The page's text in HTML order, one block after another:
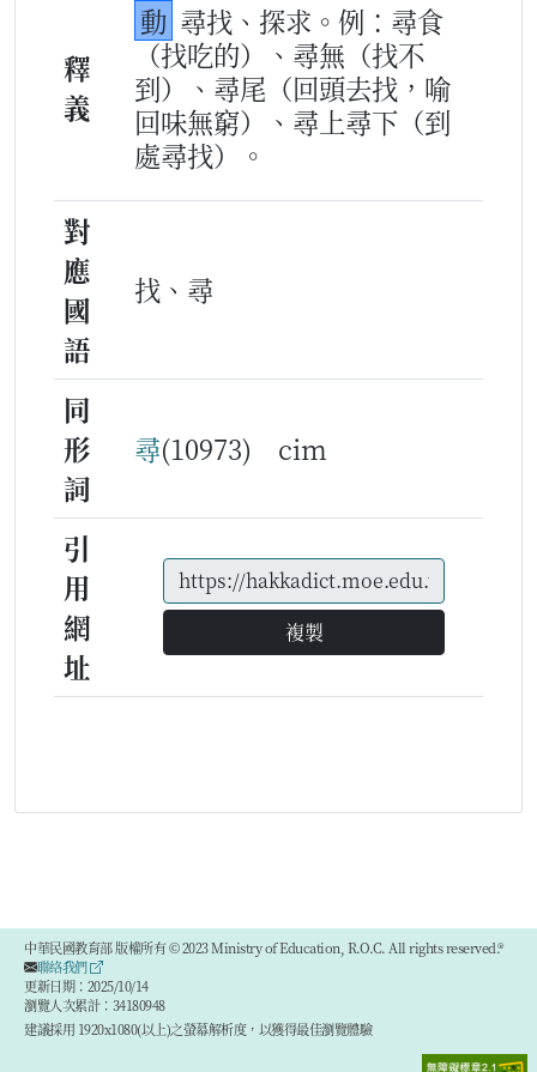
釋
義
動 尋找、探求。例：尋食
（找吃的）、尋無（找不
到）、尋尾（回頭去找，喻
回味無窮）、尋上尋下（到
處尋找）。
對
應
國
語
找、尋
同
形
詞
尋(10973) cim
引
用
網
址
複製
中華民國教育部 版權所有 © 2023 Ministry of Education, R.O.C. All rights reserved.®
聯絡我們
更新日期：2025/10/14
瀏覽人次累計：34180948
建議採用 1920x1080(以上)之螢幕解析度，以獲得最佳瀏覽體驗